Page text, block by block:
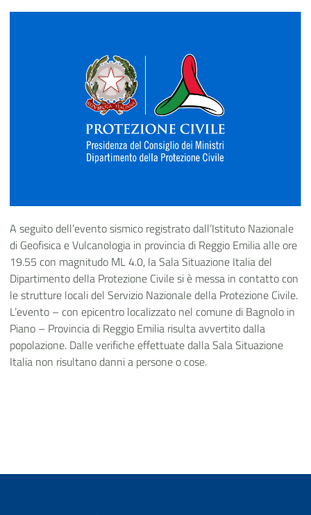
A seguito dell’evento sismico registrato dall’Istituto Nazionale
di Geofisica e Vulcanologia in provincia di Reggio Emilia alle ore
19.55 con magnitudo ML 4.0, la Sala Situazione Italia del
Dipartimento della Protezione Civile si è messa in contatto con
le strutture locali del Servizio Nazionale della Protezione Civile.
L’evento – con epicentro localizzato nel comune di Bagnolo in
Piano – Provincia di Reggio Emilia risulta avvertito dalla
popolazione. Dalle verifiche effettuate dalla Sala Situazione
Italia non risultano danni a persone o cose.